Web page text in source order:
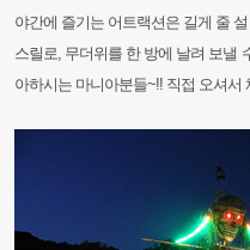
야간에 즐기는 어트랙션은 길게 줄
스릴로, 무더위를 한 방에 날려 보낼
아하시는 마니아분들~!! 직접 오셔서